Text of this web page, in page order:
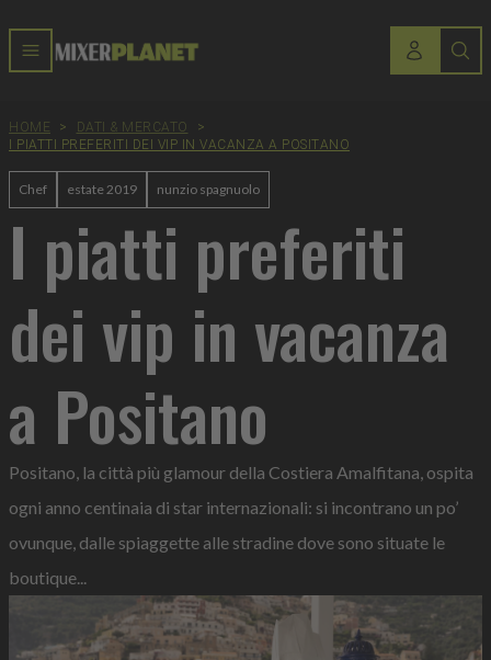
HOME > DATI & MERCATO
>
I PIATTI PREFERITI DEI VIP IN VACANZA A POSITANO
Chef estate 2019 nunzio spagnuolo
I piatti preferiti
dei vip in vacanza
a Positano
Positano, la città più glamour della Costiera Amalfitana, ospita
ogni anno centinaia di star internazionali: si incontrano un po’
ovunque, dalle spiaggette alle stradine dove sono situate le
boutique...